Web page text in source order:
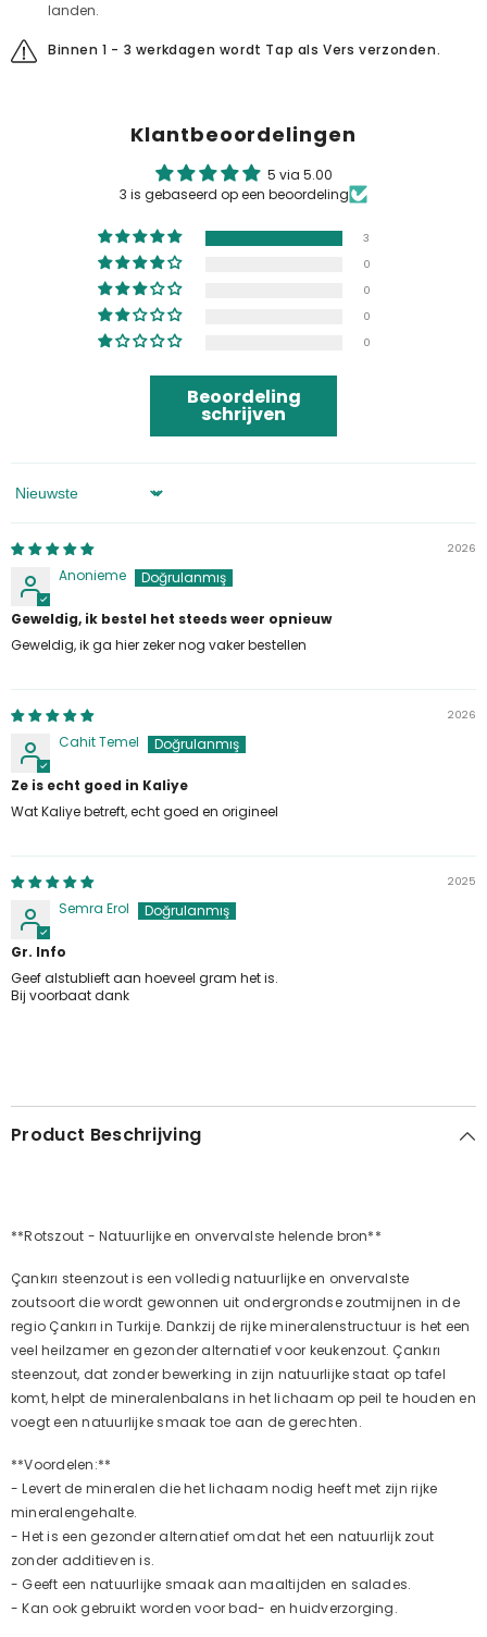
landen.
Binnen 1 - 3 werkdagen wordt Tap als Vers verzonden.
Klantbeoordelingen
5 via 5.00
3 is gebaseerd op een beoordeling
3
0
0
0
0
Beoordeling
schrijven
Sorteren Op
2026
Anonieme
Geweldig, ik bestel het steeds weer opnieuw
Geweldig, ik ga hier zeker nog vaker bestellen
2026
Cahit Temel
Ze is echt goed in Kaliye
Wat Kaliye betreft, echt goed en origineel
2025
Semra Erol
Gr. Info
Geef alstublieft aan hoeveel gram het is.
Bij voorbaat dank
Product Beschrijving
**Rotszout - Natuurlijke en onvervalste helende bron**
Çankırı steenzout is een volledig natuurlijke en onvervalste
zoutsoort die wordt gewonnen uit ondergrondse zoutmijnen in de
regio Çankırı in Turkije. Dankzij de rijke mineralenstructuur is het een
veel heilzamer en gezonder alternatief voor keukenzout. Çankırı
steenzout, dat zonder bewerking in zijn natuurlijke staat op tafel
komt, helpt de mineralenbalans in het lichaam op peil te houden en
voegt een natuurlijke smaak toe aan de gerechten.
**Voordelen:**
- Levert de mineralen die het lichaam nodig heeft met zijn rijke
mineralengehalte.
- Het is een gezonder alternatief omdat het een natuurlijk zout
zonder additieven is.
- Geeft een natuurlijke smaak aan maaltijden en salades.
- Kan ook gebruikt worden voor bad- en huidverzorging.